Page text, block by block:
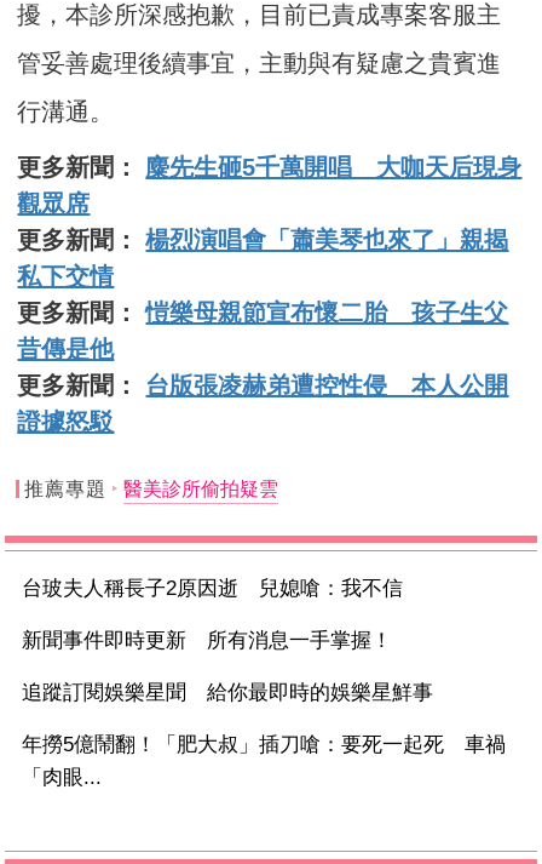
擾，本診所深感抱歉，目前已責成專案客服主
管妥善處理後續事宜，主動與有疑慮之貴賓進
行溝通。
更多新聞： 麋先生砸5千萬開唱 大咖天后現身
觀眾席
更多新聞：楊烈演唱會「蕭美琴也來了」親揭
私下交情
更多新聞：愷樂母親節宣布懷二胎 孩子生父
昔傳是他
更多新聞： 台版張凌赫弟遭控性侵 本人公開
證據怒駁
推薦專題 醫美診所偷拍疑雲
台玻夫人稱長子2原因逝 兒媳嗆：我不信
新聞事件即時更新 所有消息一手掌握！
追蹤訂閱娛樂星聞 給你最即時的娛樂星鮮事
年撈5億鬧翻！「肥大叔」插刀嗆：要死一起死 車禍
「肉眼...